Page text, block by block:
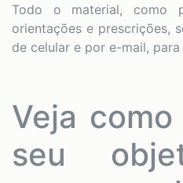
Todo o material, como
orientações e prescrições,
de celular e por e-mail, para
Veja
seu